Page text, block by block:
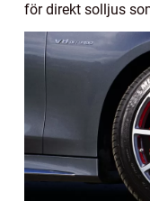
för direkt solljus